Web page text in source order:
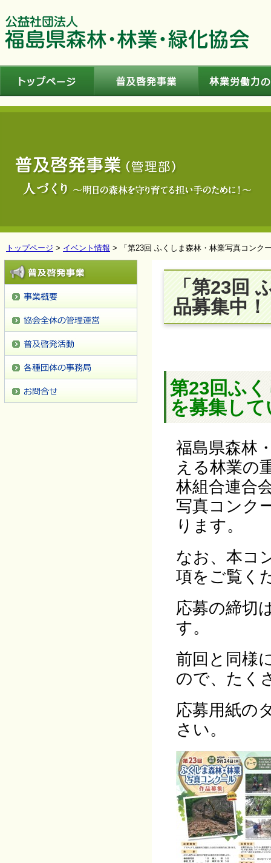
トップページ > イベント情報 > 「第23回 ふくしま森林・林業写真コンク
「第23回
品募集中！
第23回ふ
を募集し
福島県森林
える林業の
林組合連合
写真コンク
ります。
なお、本コ
項をご覧く
応募の締切
す。
前回と同様
ので、たく
応募用紙の
さい。